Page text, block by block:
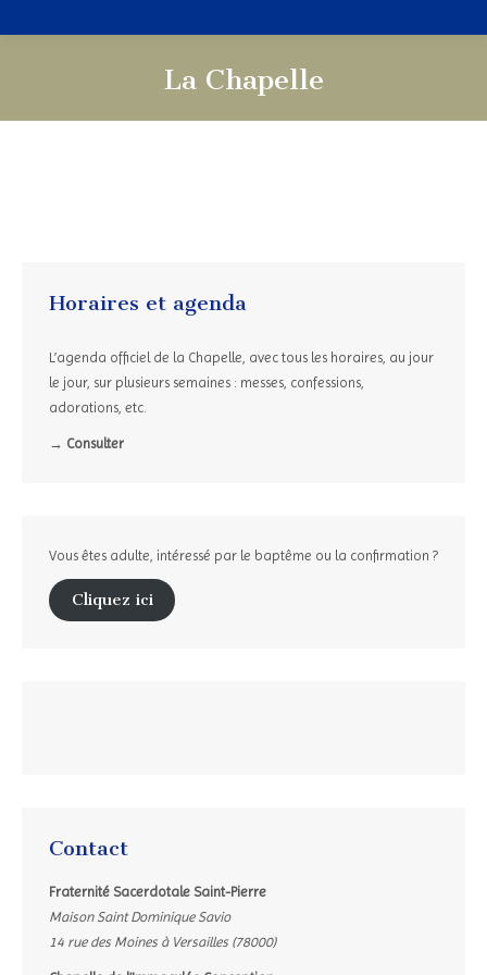
La Chapelle
Horaires et agenda
L’agenda officiel de la Chapelle, avec tous les horaires, au jour
le jour, sur plusieurs semaines : messes, confessions,
adorations, etc.
→ Consulter
Vous êtes adulte, intéressé par le baptême ou la confirmation ?
Cliquez ici
Contact
Fraternité Sacerdotale Saint-Pierre
Maison Saint Dominique Savio
14 rue des Moines à Versailles (78000)